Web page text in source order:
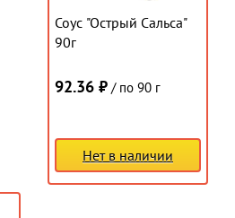
Соус "Острый Сальса"
90г
92.36 ₽ / по 90 г
Нет в наличии